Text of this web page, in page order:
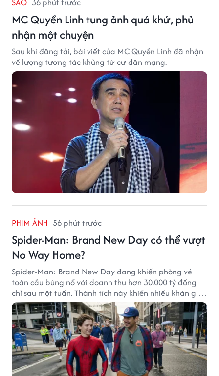
SAO 36 phút trước
MC Quyền Linh tung ảnh quá khứ, phủ
nhận một chuyện
Sau khi đăng tải, bài viết của MC Quyền Linh đã nhận
về lượng tương tác khủng từ cư dân mạng.
PHIM ẢNH 56 phút trước
Spider-Man: Brand New Day có thể vượt
No Way Home?
Spider-Man: Brand New Day đang khiến phòng vé
toàn cầu bùng nổ với doanh thu hơn 30.000 tỷ đồng
chỉ sau một tuần. Thành tích này khiến nhiều khán giả
đặt câu hỏi liệu bộ phim mới của Tom Holland có thể
phá kỷ lục mà No Way Home từng thiết lập hay không.